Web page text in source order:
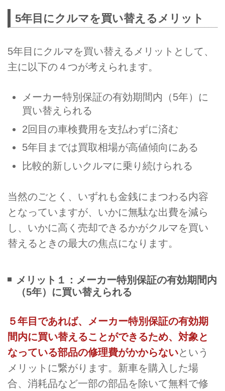
5年目にクルマを買い替えるメリット
5年目にクルマを買い替えるメリットとして、
主に以下の４つが考えられます。
メーカー特別保証の有効期間内（5年）に
買い替えられる
2回目の車検費用を支払わずに済む
5年目までは買取相場が高値傾向にある
比較的新しいクルマに乗り続けられる
当然のごとく、いずれも金銭にまつわる内容
となっていますが、いかに無駄な出費を減ら
し、いかに高く売却できるかがクルマを買い
替えるときの最大の焦点になります。
メリット１：メーカー特別保証の有効期間内
（5年）に買い替えられる
５年目であれば、メーカー特別保証の有効期
間内に買い替えることができるため、対象と
なっている部品の修理費がかからないという
メリットに繋がります。新車を購入した場
合、消耗品など一部の部品を除いて無料で修